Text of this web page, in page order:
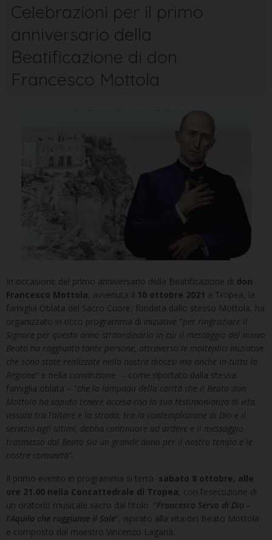
Celebrazioni per il primo
anniversario della
Beatificazione di don
Francesco Mottola
In occasione del primo anniversario della Beatificazione di don
Francesco Mottola , avvenuta il 10 ottobre 2021 a Tropea, la
famiglia Oblata del Sacro Cuore, fondata dallo stesso Mottola, ha
organizzato in ricco programma di iniziative “per ringraziare il
Signore per questo anno straordinario in cui il messaggio del nuovo
Beato ha raggiunto tante persone, attraverso le molteplici iniziative
che sono state realizzate nella nostra diocesi ma anche in tutta la
Regione” e nella convinzione – come riportato dalla stessa
famiglia oblata – “che la lampada della carità che il Beato don
Mottola ha saputo tenere accesa con la sua testimonianza di vita,
vissuta tra l’altare e la strada, tra la contemplazione di Dio e il
servizio agli ultimi, debba continuare ad ardere e il messaggio
trasmesso dal Beato sia un grande dono per il nostro tempo e le
nostre comunità”
Il primo evento in programma si terrà sabato 8 ottobre, alle
ore 21.00 nella Concattedrale di Tropea , con l’esecuzione di
un oratorio musicale sacro dal titolo “Francesco Servo di Dio –
l’Aquila che raggiunse il Sole”, ispirato alla vita del Beato Mottola
e composto dal maestro Vincenzo Laganà.